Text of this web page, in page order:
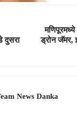
दुसरा
ड्रोन जॅमर,
News Danka